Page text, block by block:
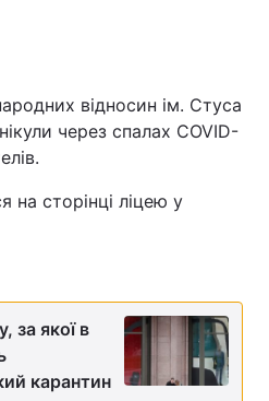
відносин ім. Стуса
через спалах COVID-
на сторінці ліцею у
за якої в
карантин